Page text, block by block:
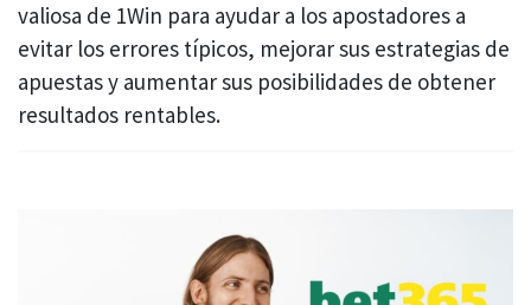
valiosa de 1Win para ayudar a los apostadores a
evitar los errores típicos, mejorar sus estrategias de
apuestas y aumentar sus posibilidades de obtener
resultados rentables.